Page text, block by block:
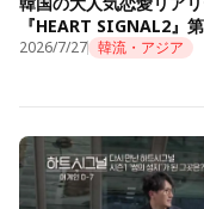
『HEART SIGNAL2』
2026/7/27 韓流・アジア